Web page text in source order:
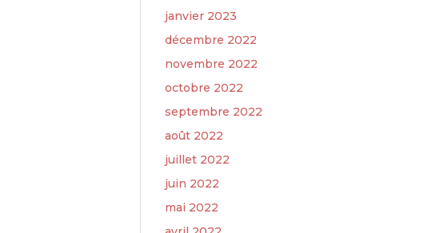
janvier 2023
décembre 2022
novembre 2022
octobre 2022
septembre 2022
août 2022
juillet 2022
juin 2022
mai 2022